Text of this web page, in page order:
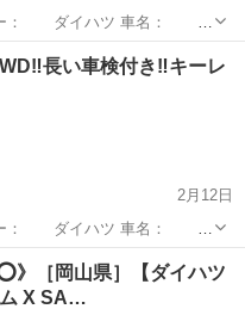
20年12月 車検: 付いている ボディタイプ：軽自動車 ...
走行距離
長い車検付き‼️キーレ
2月12日
🪻 年
イプ...
ヤリス
》［岡山県］【ダイハツ
ム X SA…